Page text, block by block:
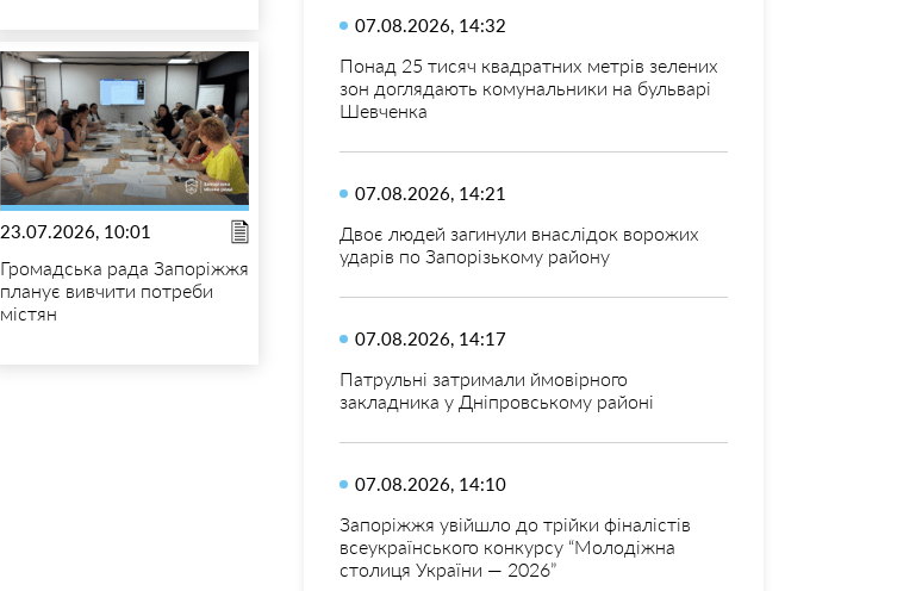
23.07.2026, 10:01
Громадська рада Запоріжжя
планує вивчити потреби
містян
07.08.2026, 14:32
Понад 25 тисяч квадратних метрів зелених
зон доглядають комунальники на бульварі
Шевченка
07.08.2026, 14:21
Двоє людей загинули внаслідок ворожих
ударів по Запорізькому району
07.08.2026, 14:17
Патрульні затримали ймовірного
закладника у Дніпровському районі
07.08.2026, 14:10
Запоріжжя увійшло до трійки фіналістів
всеукраїнського конкурсу “Молодіжна
столиця України — 2026”